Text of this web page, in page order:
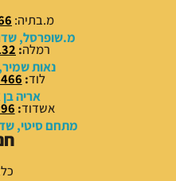
מ.בתיה:
מ.שופרסל,
רמלה:
נאות שמיר,
לוד:
אריה בן
אשדוד:
מתחם סיטי,